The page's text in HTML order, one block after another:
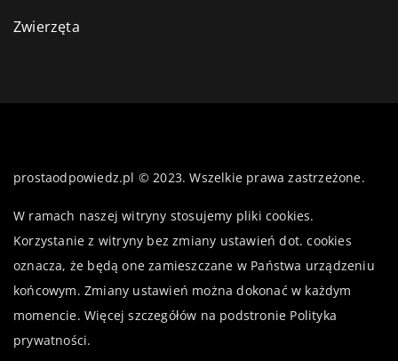
Zwierzęta
prostaodpowiedz.pl © 2023. Wszelkie prawa zastrzeżone.
W ramach naszej witryny stosujemy pliki cookies.
Korzystanie z witryny bez zmiany ustawień dot. cookies
oznacza, że będą one zamieszczane w Państwa urządzeniu
końcowym. Zmiany ustawień można dokonać w każdym
momencie. Więcej szczegółów na podstronie Polityka
prywatności.